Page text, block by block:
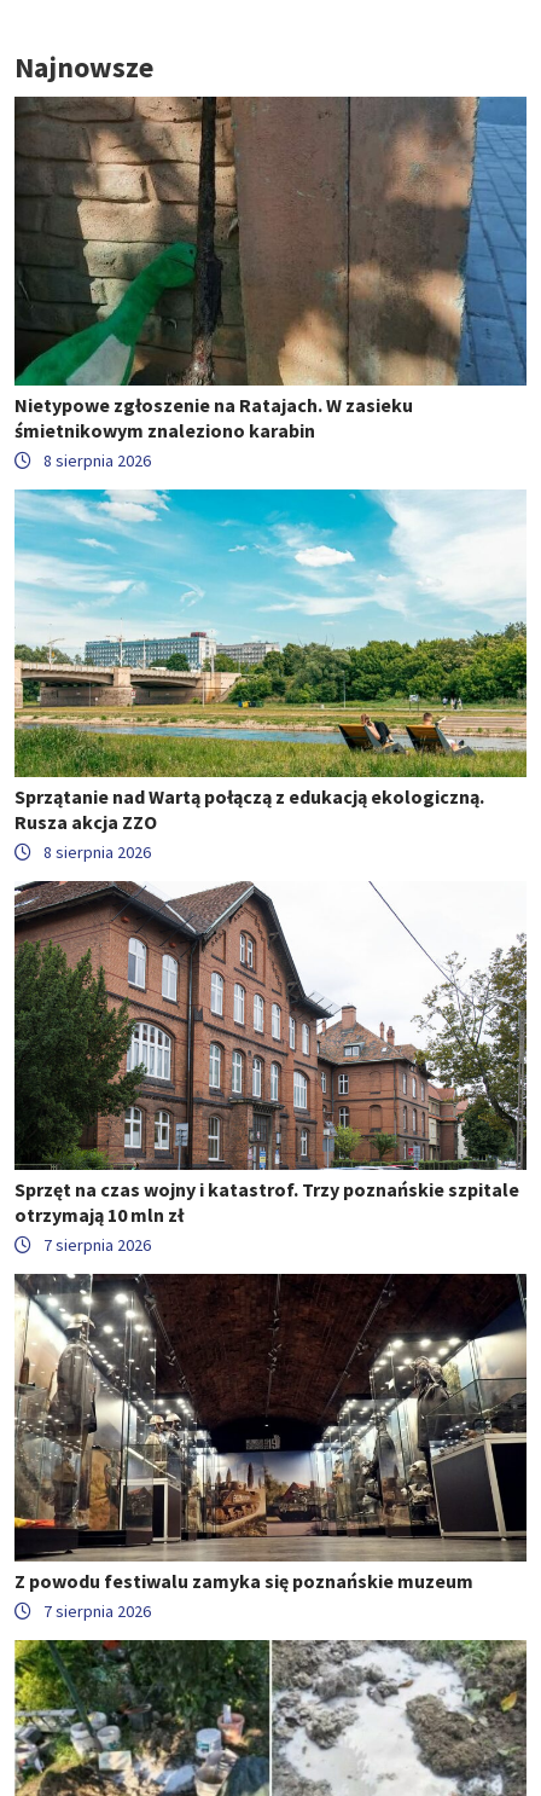
Najnowsze
Nietypowe zgłoszenie na Ratajach. W zasieku
śmietnikowym znaleziono karabin
8 sierpnia 2026
Sprzątanie nad Wartą połączą z edukacją ekologiczną.
Rusza akcja ZZO
8 sierpnia 2026
Sprzęt na czas wojny i katastrof. Trzy poznańskie szpitale
otrzymają 10 mln zł
7 sierpnia 2026
Z powodu festiwalu zamyka się poznańskie muzeum
7 sierpnia 2026